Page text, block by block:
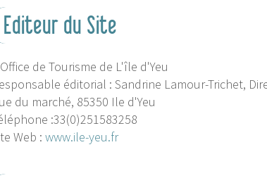
Editeur du Site
de Tourisme de L'île d'Yeu
éditorial : Sandrine Lamour-Trichet,
du marché, 85350 Ile d'Yeu
:33(0)251583258
Web : www.ile-yeu.fr